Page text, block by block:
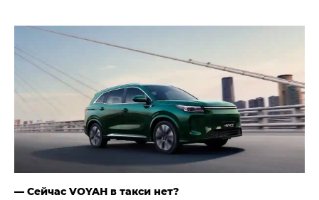
— Сейчас VOYAH в такси нет?